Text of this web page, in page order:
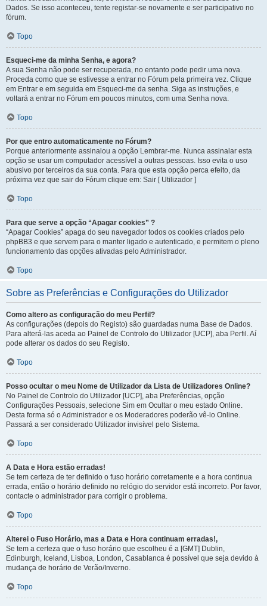
Dados. Se isso aconteceu, tente registar-se novamente e ser participativo no
fórum.
Topo
Esqueci-me da minha Senha, e agora?
A sua Senha não pode ser recuperada, no entanto pode pedir uma nova.
Proceda como que se estivesse a entrar no Fórum pela primeira vez. Clique
em Entrar e em seguida em Esqueci-me da senha. Siga as instruções, e
voltará a entrar no Fórum em poucos minutos, com uma Senha nova.
Topo
Por que entro automaticamente no Fórum?
Porque anteriormente assinalou a opção Lembrar-me. Nunca assinalar esta
opção se usar um computador acessível a outras pessoas. Isso evita o uso
abusivo por terceiros da sua conta. Para que esta opção perca efeito, da
próxima vez que sair do Fórum clique em: Sair [ Utilizador ]
Topo
Para que serve a opção “Apagar cookies” ?
“Apagar Cookies” apaga do seu navegador todos os cookies criados pelo
phpBB3 e que servem para o manter ligado e autenticado, e permitem o pleno
funcionamento das opções ativadas pelo Administrador.
Topo
Sobre as Preferências e Configurações do Utilizador
Como altero as configuração do meu Perfil?
As configurações (depois do Registo) são guardadas numa Base de Dados.
Para alterá-las aceda ao Painel de Controlo do Utilizador [UCP], aba Perfil. Aí
pode alterar os dados do seu Registo.
Topo
Posso ocultar o meu Nome de Utilizador da Lista de Utilizadores Online?
No Painel de Controlo do Utilizador [UCP], aba Preferências, opção
Configurações Pessoais, selecione Sim em Ocultar o meu estado Online.
Desta forma só o Administrador e os Moderadores poderão vê-lo Online.
Passará a ser considerado Utilizador invisível pelo Sistema.
Topo
A Data e Hora estão erradas!
Se tem certeza de ter definido o fuso horário corretamente e a hora continua
errada, então o horário definido no relógio do servidor está incorreto. Por favor,
contacte o administrador para corrigir o problema.
Topo
Alterei o Fuso Horário, mas a Data e Hora continuam erradas!,
Se tem a certeza que o fuso horário que escolheu é a [GMT] Dublin,
Edinburgh, Iceland, Lisboa, London, Casablanca é possível que seja devido à
mudança de horário de Verão/Inverno.
Topo